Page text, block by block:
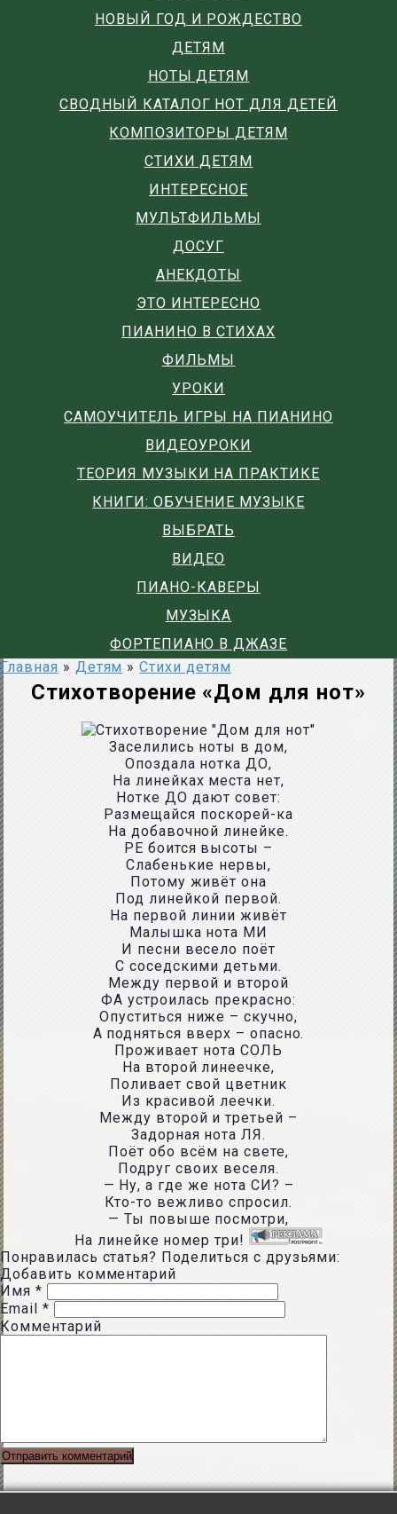
НОВЫЙ ГОД И РОЖДЕСТВО
ДЕТЯМ
НОТЫ ДЕТЯМ
СВОДНЫЙ КАТАЛОГ НОТ ДЛЯ ДЕТЕЙ
КОМПОЗИТОРЫ ДЕТЯМ
СТИХИ ДЕТЯМ
ИНТЕРЕСНОЕ
МУЛЬТФИЛЬМЫ
ДОСУГ
АНЕКДОТЫ
ЭТО ИНТЕРЕСНО
ПИАНИНО В СТИХАХ
ФИЛЬМЫ
УРОКИ
САМОУЧИТЕЛЬ ИГРЫ НА ПИАНИНО
ВИДЕОУРОКИ
ТЕОРИЯ МУЗЫКИ НА ПРАКТИКЕ
КНИГИ: ОБУЧЕНИЕ МУЗЫКЕ
ВЫБРАТЬ
ВИДЕО
ПИАНО-КАВЕРЫ
МУЗЫКА
ФОРТЕПИАНО В ДЖАЗЕ
Главная » Детям » Стихи детям
Стихотворение «Дом для нот»
Заселились ноты в дом,
Опоздала нотка ДО,
На линейках места нет,
Нотке ДО дают совет:
Размещайся поскорей-ка
На добавочной линейке.
РЕ боится высоты –
Слабенькие нервы,
Потому живёт она
Под линейкой первой.
На первой линии живёт
Малышка нота МИ
И песни весело поёт
С соседскими детьми.
Между первой и второй
ФА устроилась прекрасно:
Опуститься ниже – скучно,
А подняться вверх – опасно.
Проживает нота СОЛЬ
На второй линеечке,
Поливает свой цветник
Из красивой леечки.
Между второй и третьей –
Задорная нота ЛЯ.
Поёт обо всём на свете,
Подруг своих веселя.
— Ну, а где же нота СИ? –
Кто-то вежливо спросил.
— Ты повыше посмотри,
На линейке номер три!
Понравилась статья? Поделиться с друзьями:
Добавить комментарий
Имя *
Email *
Комментарий